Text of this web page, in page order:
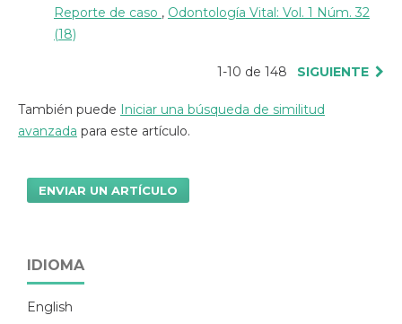
Reporte de caso , Odontología Vital: Vol. 1 Núm. 32
(18)
1-10 de 148 SIGUIENTE
También puede Iniciar una búsqueda de similitud
avanzada para este artículo.
ENVIAR UN ARTÍCULO
IDIOMA
English